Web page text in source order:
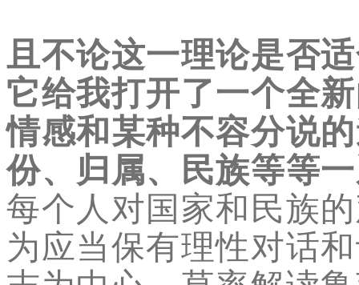
且不论这一理论是否
它给我打开了一个全
情感和某种不容分说
份、归属、民族等等
每个人对国家和民族
为应当保有理性对话